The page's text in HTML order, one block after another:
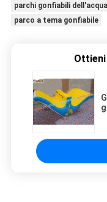
parchi gonfiabili dell'acqua
parco a tema gonfiabile